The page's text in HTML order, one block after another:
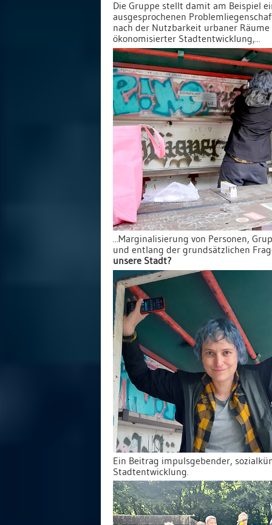
Die Gruppe stellt damit am Beispiel
ausgesprochenen
nach der Nutzbarkeit urbaner
ökonomisierter Stadtentwicklung,...
...Marginalisierung von Personen,
und entlang der grundsätzlichen
unsere Stadt?
Ein Beitrag impulsgebender,
Stadtentwicklung.